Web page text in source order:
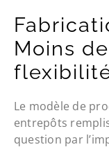
Moins
Le modèle de
entrepôts
question par